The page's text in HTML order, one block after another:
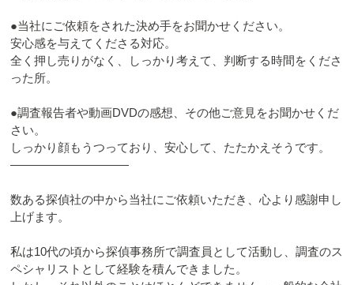
●当社にご依頼をされた決め手をお聞かせください。
安心感を与えてくださる対応。
全く押し売りがなく、しっかり考えて、判断する時間をくださ
った所。
●調査報告者や動画DVDの感想、その他ご意見をお聞かせくだ
さい。
しっかり顔もうつっており、安心して、たたかえそうです。
――――――――――
数ある探偵社の中から当社にご依頼いただき、心より感謝申し
上げます。
私は10代の頃から探偵事務所で調査員として活動し、調査のス
ペシャリストとして経験を積んできました。